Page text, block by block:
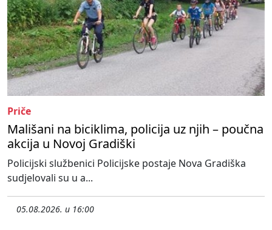
Priče
Mališani na biciklima, policija uz njih – poučna
akcija u Novoj Gradiški
Policijski službenici Policijske postaje Nova Gradiška
sudjelovali su u a...
05.08.2026. u 16:00